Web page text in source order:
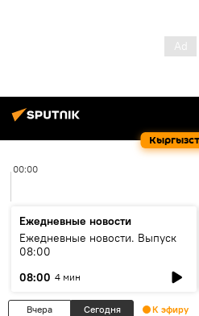
00:00
Ежедневные новости
Ежедневные новости. Выпуск
08:00
08:00 4 мин
Вчера Сегодня К эфиру